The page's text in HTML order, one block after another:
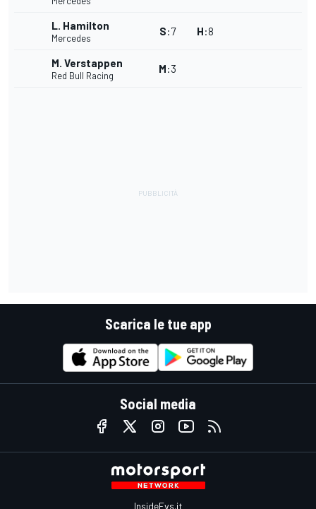
L. Hamilton
Mercedes
S:7 H:8
M. Verstappen
Red Bull Racing
M:3
Scarica le tue app
Social media
InsideEvs.it